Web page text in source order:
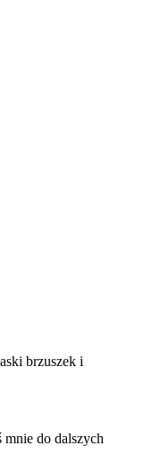
brzuszek i
mnie do dalszych